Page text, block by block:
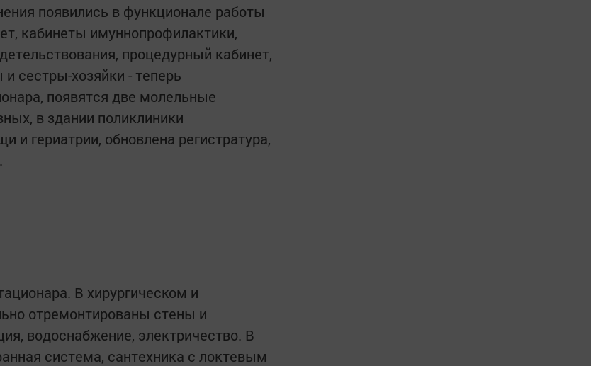
появились в функционале работы
кабинеты имуннопрофилактики,
процедурный кабинет,
сестры-хозяйки - теперь
появятся две молельные
в здании поликлиники
гериатрии, обновлена регистратура,
В хирургическом и
отремонтированы стены и
водоснабжение, электричество. В
система, сантехника с локтевым